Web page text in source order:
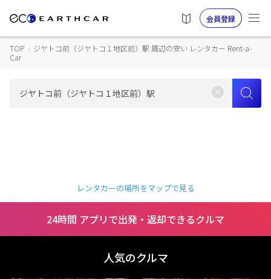
会員登録
TOP › ジヤトコ前（ジヤトコ１地区前）駅 周辺の安い レンタカー Rent-a-
Car
レンタカーの場所をマップで見る
24時間 アプリで出発・返却できるクルマ
人気のクルマ